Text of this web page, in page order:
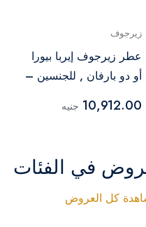
زيرجوف
عطر زيرجوف إيربا بيورا
أو دو بارفان , للجنسين –
10,912.00 جنيه
في الفئات
كل العروض